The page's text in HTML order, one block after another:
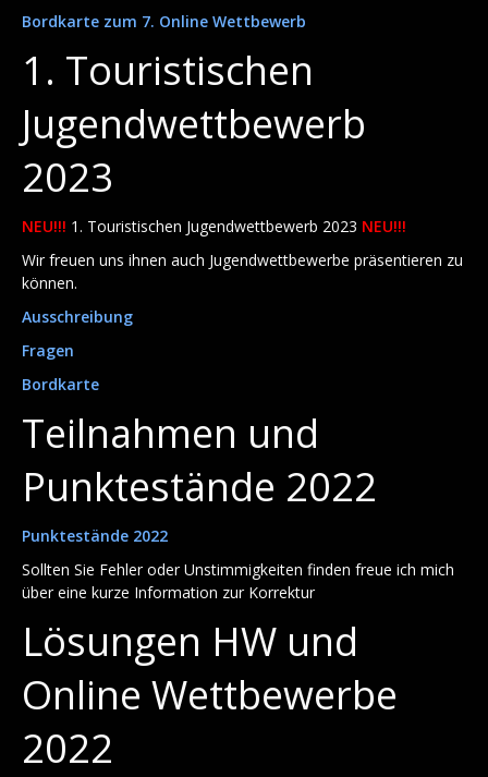
Bordkarte zum 7. Online Wettbewerb
1. Touristischen
Jugendwettbewerb
2023
NEU!!! 1. Touristischen Jugendwettbewerb 2023 NEU!!!
Wir freuen uns ihnen auch Jugendwettbewerbe präsentieren zu
können.
Ausschreibung
Fragen
Bordkarte
Teilnahmen und
Punktestände 2022
Punktestände 2022
Sollten Sie Fehler oder Unstimmigkeiten finden freue ich mich
über eine kurze Information zur Korrektur
Lösungen HW und
Online Wettbewerbe
2022